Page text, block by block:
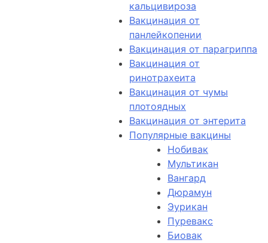
кальцивироза
Вакцинация от
панлейкопении
Вакцинация от парагриппа
Вакцинация от
ринотрахеита
Вакцинация от чумы
плотоядных
Вакцинация от энтерита
Популярные вакцины
Нобивак
Мультикан
Вангард
Дюрамун
Эурикан
Пуревакс
Биовак